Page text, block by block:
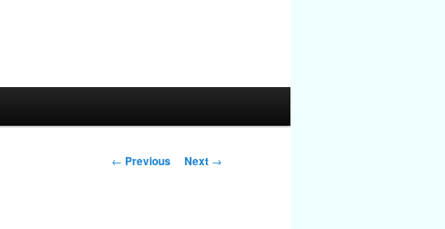
Post
← Previous Next →